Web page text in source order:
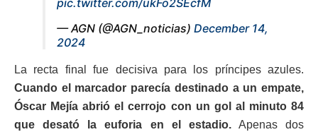
pic.twitter.com/ukFo2SEcfM
— AGN (@AGN_noticias) December 14,
2024
La recta final fue decisiva para los príncipes azules.
Cuando el marcador parecía destinado a un empate,
Óscar Mejía abrió el cerrojo con un gol al minuto 84
que desató la euforia en el estadio.Apenas dos